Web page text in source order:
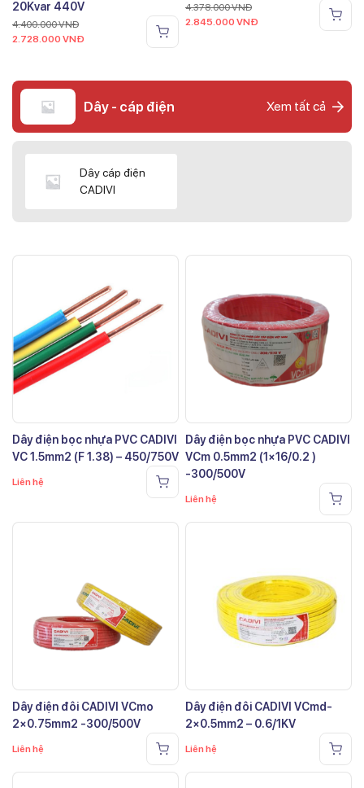
20Kvar 440V
4.400.000VNĐ
2.728.000 VNĐ
4.378.000VNĐ
2.845.000 VNĐ
Dây - cáp điện Xem tất cả
Dây cáp điện
CADIVI
Dây điện bọc nhựa PVC CADIVI
VC 1.5mm2 (F 1.38) – 450/750V
Liên hệ
Dây điện bọc nhựa PVC CADIVI
VCm 0.5mm2 (1×16/0.2 )
-300/500V
Liên hệ
Dây điện đôi CADIVI VCmo
2×0.75mm2 -300/500V
Liên hệ
Dây điện đôi CADIVI VCmd-
2×0.5mm2 – 0.6/1KV
Liên hệ